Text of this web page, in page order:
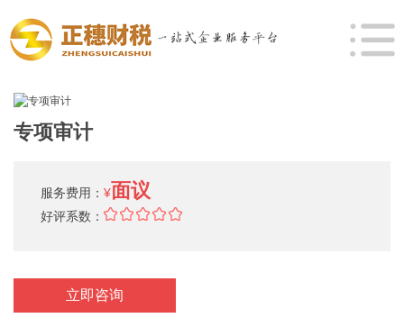
专项审计
服务费用： ¥面议
好评系数：
立即咨询